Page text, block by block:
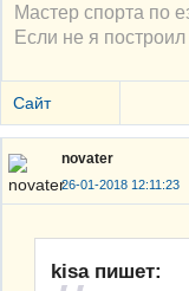
Мастер спорта по
Если не я
Сайт
novater
26-01-2018 12:11:23
kisa пишет: